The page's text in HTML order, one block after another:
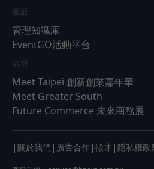
產品
管理知識庫
EventGO活動平台
展會
Meet Taipei 創新創業嘉年華
Meet Greater South
Future Commerce 未來商務展
| 關於我們 | 廣告合作 | 徵才 | 隱私權政